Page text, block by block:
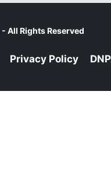
- All Rights Reserved
Privacy Policy